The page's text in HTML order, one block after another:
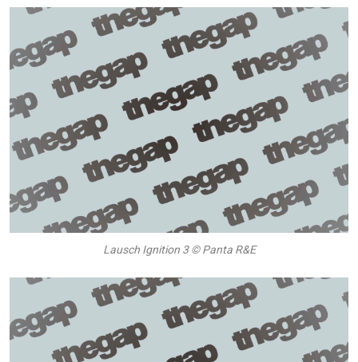
Lausch Ignition 3 © Panta R&E